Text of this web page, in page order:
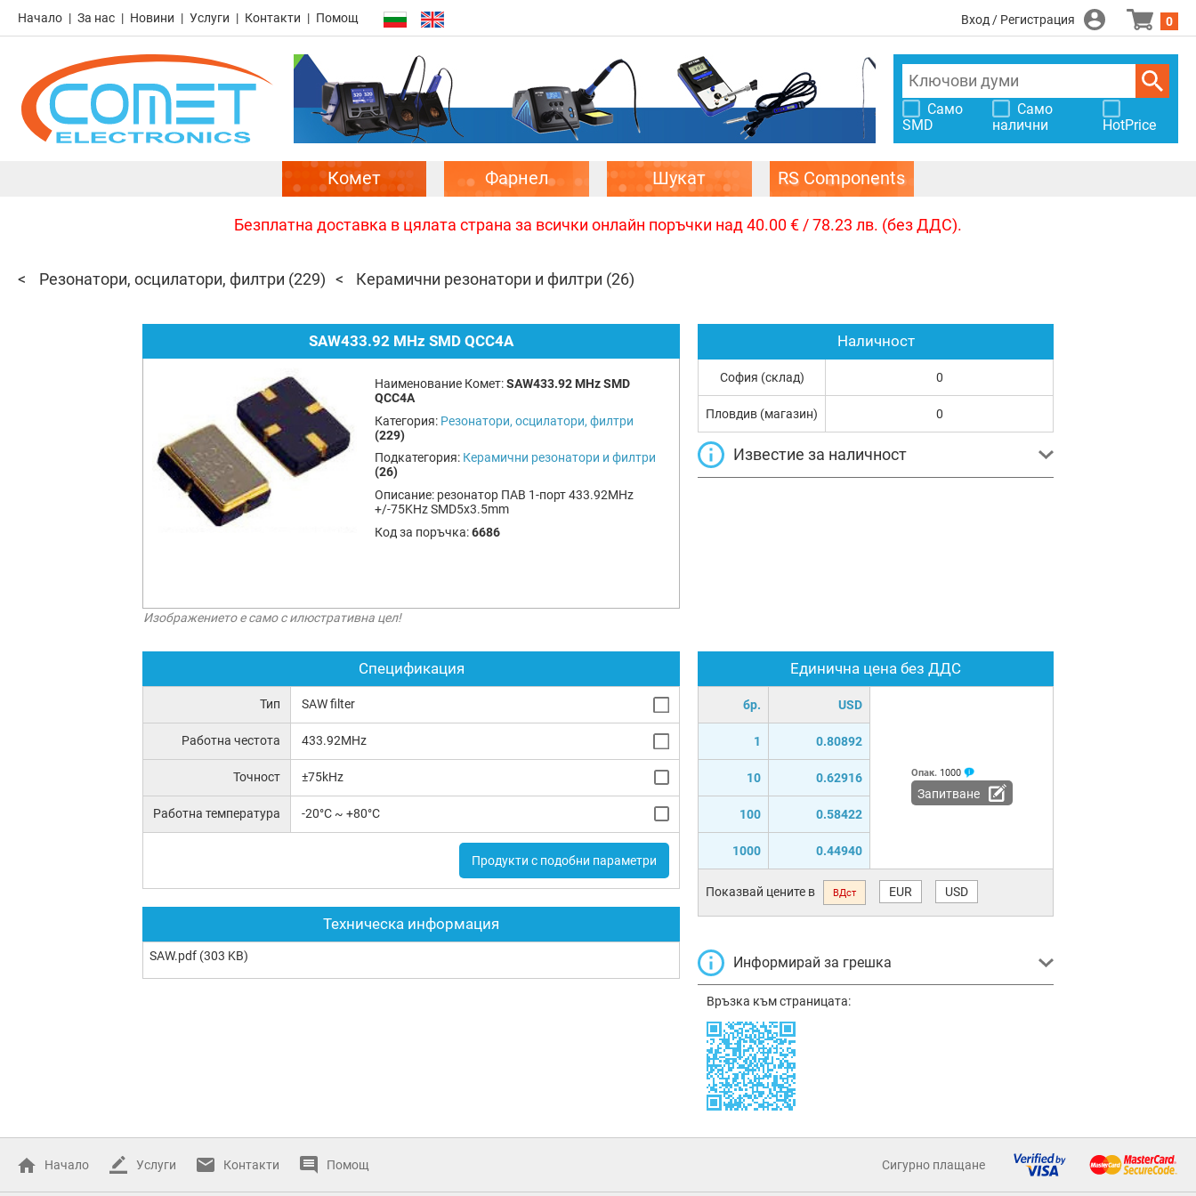
Начало За нас Новини Услуги Контакти Помощ Вход / Регистрация 0
Само
SMD
Само
налични
HotPrice
Комет Фарнел Шукат RS Components
Безплатна доставка в цялата страна за всички онлайн поръчки над 40.00 € / 78.23 лв. (без ДДС).
Резонатори, осцилатори, филтри (229) Керамични резонатори и филтри (26)
SAW433.92 MHz SMD QCC4A
Наименование Комет:SAW433.92 MHz SMD
QCC4A
Категория: Резонатори, осцилатори, филтри
(229)
Подкатегория: Керамични резонатори и филтри
(26)
Описание: резонатор ПАВ 1-порт 433.92MHz
+/-75KHz SMD5x3.5mm
Код за поръчка:6686
Изображението е само с илюстративна цел!
Спецификация
Тип SAW filter
Работна честота 433.92MHz
Точност ±75kHz
Работна температура -20°C ~ +80°C
Продукти с подобни параметри
Техническа информация
SAW.pdf (303 KB)
Единична цена без ДДС
бр. USD
1 0.80892
10 0.62916
100 0.58422
1000 0.44940
Опак. 1000
Запитване
Показвай цените в ВДст EUR USD
Информирай за грешка
Връзка към страницата:
Наличност
София (склад) 0
Пловдив (магазин) 0
Известие за наличност
Начало Услуги Контакти Помощ Сигурно плащане